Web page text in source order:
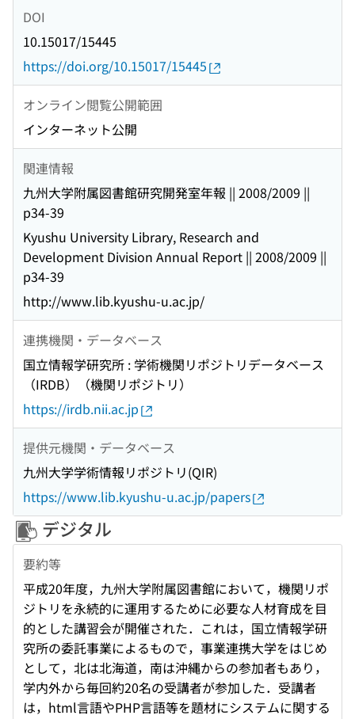
DOI
10.15017/15445
https://doi.org/10.15017/15445
オンライン閲覧公開範囲
インターネット公開
関連情報
九州大学附属図書館研究開発室年報 || 2008/2009 ||
p34-39
Kyushu University Library, Research and
Development Division Annual Report || 2008/2009 ||
p34-39
http://www.lib.kyushu-u.ac.jp/
連携機関・データベース
国立情報学研究所 : 学術機関リポジトリデータベース
（IRDB）（機関リポジトリ）
https://irdb.nii.ac.jp
提供元機関・データベース
九州大学学術情報リポジトリ(QIR)
https://www.lib.kyushu-u.ac.jp/papers
デジタル
要約等
平成20年度，九州大学附属図書館において，機関リポ
ジトリを永続的に運用するために必要な人材育成を目
的とした講習会が開催された．これは，国立情報学研
究所の委託事業によるもので，事業連携大学をはじめ
として，北は北海道，南は沖縄からの参加者もあり，
学内外から毎回約20名の受講者が参加した．受講者
は，html言語やPHP言語等を題材にシステムに関する